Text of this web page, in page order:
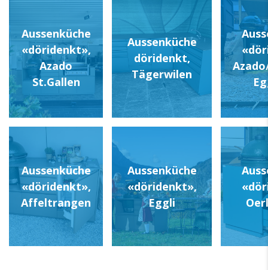
Aussenküche
«döridenkt»,
Azado
St.Gallen
Aussenküche
döridenkt,
Tägerwilen
Aussenküche
«döridenkt»,
Affeltrangen
Aussenküche
«döridenkt»,
Eggli